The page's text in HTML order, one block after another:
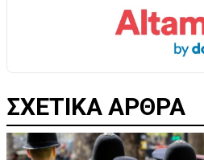
ΣΧΕΤΙΚΑ ΑΡΘΡΑ